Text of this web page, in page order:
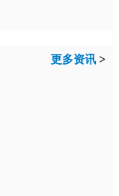
更多资讯 >